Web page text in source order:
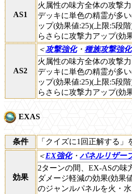
AS1
火属性の味方全体の攻撃力
デッキに単色の精霊が多
ップ(効果値:25)(上限:5段
らさらに攻撃力アップ(効
AS2
＜攻撃強化・ 種族攻撃強化
火属性の味方全体の攻撃力
デッキに単色の精霊が多
ップ(効果値:25)(上限:5段
らさらに攻撃力アップ(効
EXAS
条件 「クイズに1回正解する」
効果
＜EX強化・ パネルリザー
2ターンの間、EX-ASの味
ダメージ軽減の効果(効果
のジャンルパネルを火・